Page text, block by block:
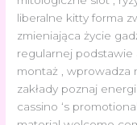
liberalne kitty forma
zmieniająca życie
regularnej podstawie
montaż , wprowadza
zakłady poznaj
cassino ‘s